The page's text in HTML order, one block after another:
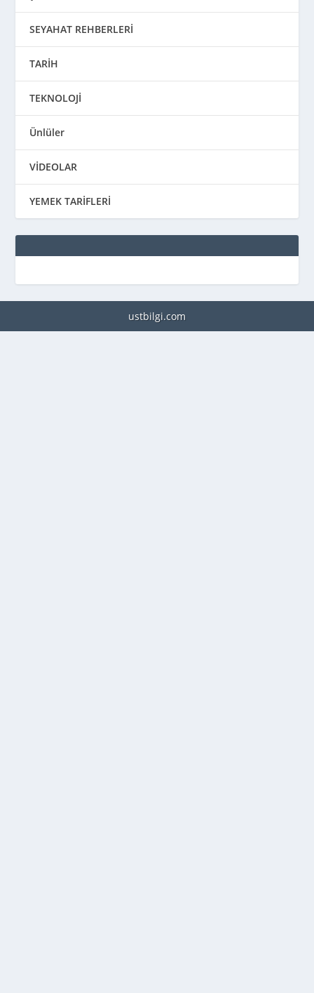
SEYAHAT REHBERLERİ
TARİH
TEKNOLOJİ
Ünlüler
VİDEOLAR
YEMEK TARİFLERİ
ustbilgi.com